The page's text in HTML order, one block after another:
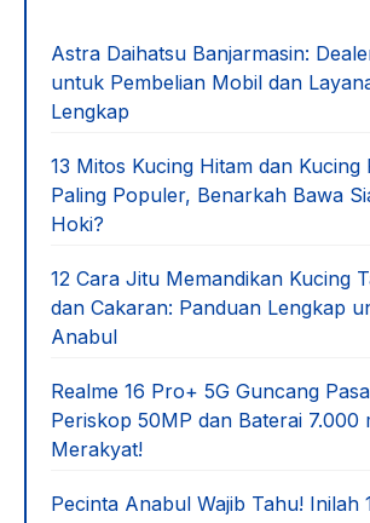
Astra Daihatsu Banjarmasin:
untuk Pembelian Mobil dan
Lengkap
13 Mitos Kucing Hitam dan Kucing
Paling Populer, Benarkah Bawa
Hoki?
12 Cara Jitu Memandikan Kucing
dan Cakaran: Panduan Lengkap
Anabul
Realme 16 Pro+ 5G Guncang
Periskop 50MP dan Baterai 7.000
Merakyat!
Pecinta Anabul Wajib Tahu! Inilah